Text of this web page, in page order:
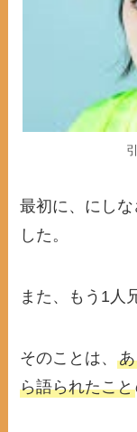
最初に、にし
した。
また、もう1人
そのことは、
ら語られたこと